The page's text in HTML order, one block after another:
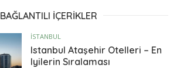
BAĞLANTILI IÇERIKLER
İSTANBUL
Istanbul Ataşehir Otelleri – En
Iyilerin Sıralaması